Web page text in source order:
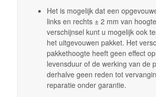
Het is mogelijk dat een
links en rechts ± 2 mm van
verschijnsel kunt u mogelijk ook
het uitgevouwen pakket. Het
pakkethoogte heeft geen effect
levensduur of de werking van de
derhalve geen reden tot
reparatie onder garantie.